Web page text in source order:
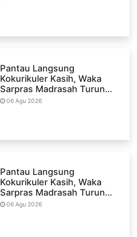
Pantau Langsung
Kokurikuler Kasih, Waka
Sarpras Madrasah Turun…
06 Agu 2026
Pantau Langsung
Kokurikuler Kasih, Waka
Sarpras Madrasah Turun…
06 Agu 2026